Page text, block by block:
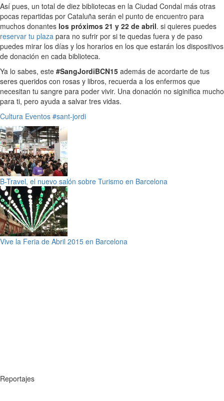
Así pues, un total de diez bibliotecas en la Ciudad Condal más otras
pocas repartidas por Cataluña serán el punto de encuentro para
muchos donantes los próximos 21 y 22 de abril. si quieres puedes
reservar tu plaza para no sufrir por si te quedas fuera y de paso
puedes mirar los días y los horarios en los que estarán los dispositivos
de donación en cada biblioteca.
Ya lo sabes, este #SangJordiBCN15 además de acordarte de tus
seres queridos con rosas y libros, recuerda a los enfermos que
necesitan tu sangre para poder vivir. Una donación no siginifica mucho
para ti, pero ayuda a salvar tres vidas.
Cultura Eventos #sant-jordi
B-Travel, el nuevo salón sobre Turismo en Barcelona
Vive la Feria de Abril 2015 en Barcelona
Reportajes